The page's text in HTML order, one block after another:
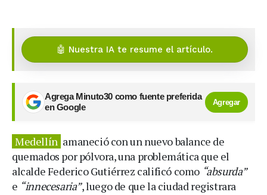
🤖 Nuestra IA te resume el artículo.
Agrega Minuto30 como fuente preferida
en Google
Agregar
Medellín amaneció con un nuevo balance de
quemados por pólvora, una problemática que el
alcalde Federico Gutiérrez calificó como “absurda”
e “innecesaria”, luego de que la ciudad registrara